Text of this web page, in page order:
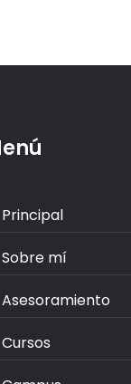
Principal
Sobre mí
Asesoramiento
Cursos